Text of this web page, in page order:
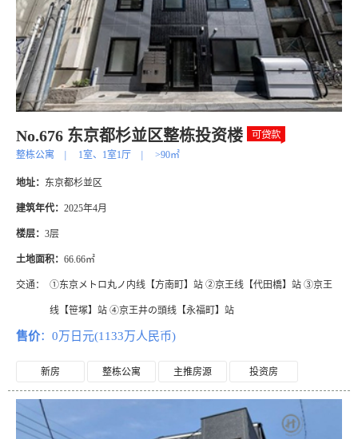
No.676 东京都杉並区整栋投资楼
整栋公寓 | 1室、1室1厅 | >90㎡
地址： 东京都杉並区
建筑年代： 2025年4月
楼层： 3层
土地面积： 66.66㎡
交通： ①东京メトロ丸ノ内线【方南町】站 ②京王线【代田橋】站 ③京王
线【笹塚】站 ④京王井の頭线【永福町】站
售价：0万日元(1133万人民币)
新房 整栋公寓 主推房源 投资房